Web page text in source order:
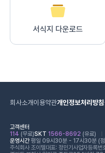
서식지 다운로드
회사소개이용약관개인정보처리방침
고객센터
114 (무료)SKT 1566-8692 (유료)
운영시간평일 09시30분 - 17시30분 (
주식회사 조이텔대표: 정민기 사업자등록